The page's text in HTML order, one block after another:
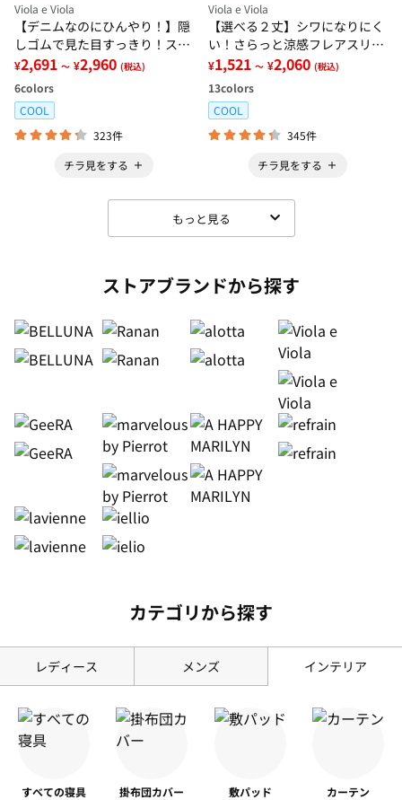
Viola e Viola
【デニムなのにひんやり！】隠
しゴムで見た目すっきり！スト
レッチ楽ちんデニム
¥2,691 ～ ¥2,960 (税込)
6colors
COOL
323件
チラ見をする
Viola e Viola
【選べる２丈】シワになりにく
い！さらっと涼感フレアスリー
ブブラウス
¥1,521 ～ ¥2,060 (税込)
13colors
COOL
345件
チラ見をする
もっと見る
ストアブランドから探す
カテゴリから探す
レディース メンズ インテリア
すべての寝具 掛布団カバー 敷パッド カーテン